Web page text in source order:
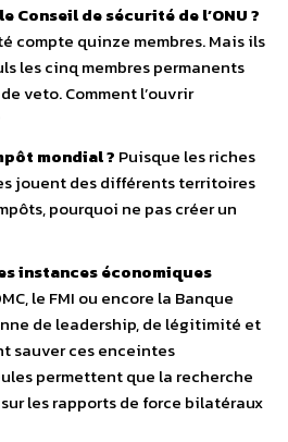
Conseil de sécurité de l’ONU ?
compte quinze membres. Mais ils
les cinq membres permanents
veto. Comment l’ouvrir
mondial ? Puisque les riches
jouent des différents territoires
pourquoi ne pas créer un
instances économiques
le FMI ou encore la Banque
de leadership, de légitimité et
sauver ces enceintes
permettent que la recherche
les rapports de force bilatéraux